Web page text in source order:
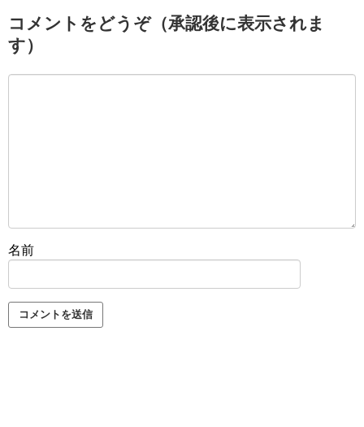
コメントをどうぞ（承認後に表示されま
す）
名前